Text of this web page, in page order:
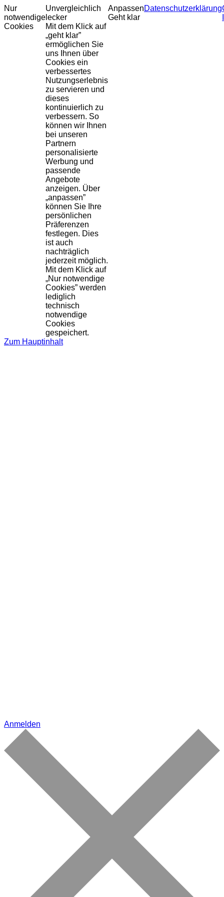
Nur
notwendige
Cookies
Unvergleichlich
lecker
Mit dem Klick auf
„geht klar”
ermöglichen Sie
uns Ihnen über
Cookies ein
verbessertes
Nutzungserlebnis
zu servieren und
dieses
kontinuierlich zu
verbessern. So
können wir Ihnen
bei unseren
Partnern
personalisierte
Werbung und
passende
Angebote
anzeigen. Über
„anpassen”
können Sie Ihre
persönlichen
Präferenzen
festlegen. Dies
ist auch
nachträglich
jederzeit möglich.
Mit dem Klick auf
„Nur notwendige
Cookies” werden
lediglich
technisch
notwendige
Cookies
gespeichert.
Anpassen
Geht klar
Datenschutzerklärung
Zum Hauptinhalt
Anmelden